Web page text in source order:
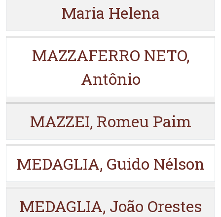
Maria Helena
MAZZAFERRO NETO,
Antônio
MAZZEI, Romeu Paim
MEDAGLIA, Guido Nélson
MEDAGLIA, João Orestes